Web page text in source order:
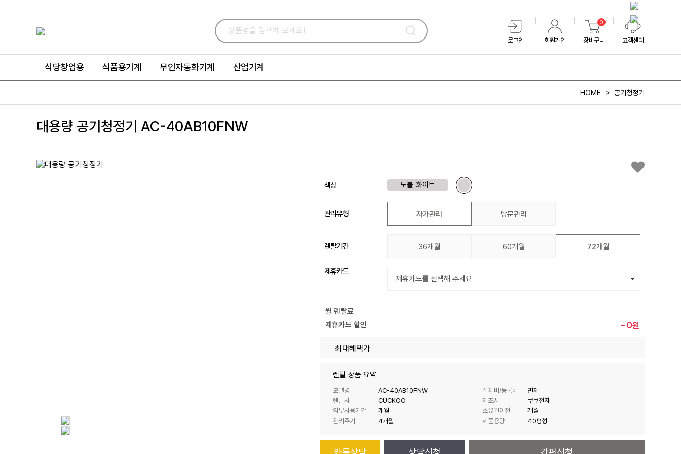
로그인 회원가입
0
장바구니 고객센터
식당창업용 식품용기계 무인자동화기계 산업기계
HOME 공기청정기
대용량 공기청정기 AC-40AB10FNW
색상 노블 화이트
관리유형 자가관리 방문관리
렌탈기간 36개월 60개월 72개월
제휴카드
월 렌탈료
제휴카드 할인
0원
최대혜택가
렌탈 상품 요약
모델명 AC-40AB10FNW 설치비/등록비
면제
렌탈사
CUCKOO 제조사
쿠쿠전자
의무사용기간
개월 소유권이전
개월
관리주기
4개월 제품용량 40평형